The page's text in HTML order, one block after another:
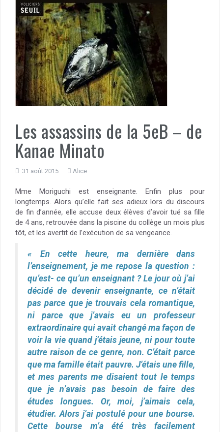
Les assassins de la 5eB – de
Kanae Minato
31 août 2015 Alice
Mme Moriguchi est enseignante. Enfin plus pour
longtemps. Alors qu’elle fait ses adieux lors du discours
de fin d’année, elle accuse deux élèves d’avoir tué sa fille
de 4 ans, retrouvée dans la piscine du collège un mois plus
tôt, et les avertit de l’exécution de sa vengeance.
« En cette heure, ma dernière dans
l’enseignement, je me repose la question :
qu’est- ce qu’un enseignant ? Le jour où j’ai
décidé de devenir enseignante, ce n’était
pas parce que je trouvais cela romantique,
ni parce que j’avais eu un professeur
extraordinaire qui avait changé ma façon de
voir la vie quand j’étais jeune, ni pour toute
autre raison de ce genre, non. C’était parce
que ma famille était pauvre. J’étais une fille,
et mes parents me disaient tout le temps
que je n’avais pas besoin de faire des
études longues. Or, moi, j’aimais cela,
étudier. Alors j’ai postulé pour une bourse.
Cette bourse m’a été très facilement